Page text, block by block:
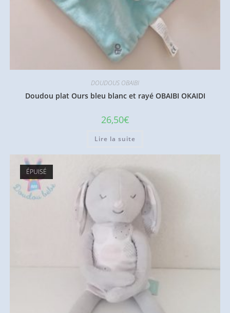
DOUDOUS OBAIBI
Doudou plat Ours bleu blanc et rayé OBAIBI OKAIDI
26,50€
Lire la suite
ÉPUISÉ